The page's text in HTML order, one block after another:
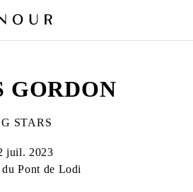
GORDON
STARS
juil. 2023
Pont de Lodi